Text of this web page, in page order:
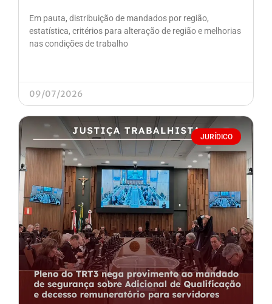
Em pauta, distribuição de mandados por região,
estatística, critérios para alteração de região e melhorias
nas condições de trabalho
09/07/2026
JURÍDICO